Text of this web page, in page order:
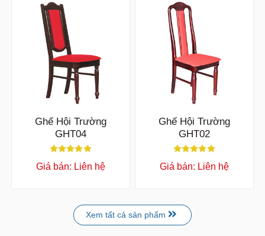
Ghế Hội Trường
GHT04
Giá bán: Liên hệ
Ghế Hội Trường
GHT02
Giá bán: Liên hệ
Xem tất cả sản phẩm